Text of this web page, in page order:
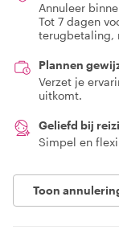
Annuleer
Tot 7 dagen
terugbetaling,
Plannen
Verzet je
uitkomt.
Geliefd bij
Simpel en
Toon